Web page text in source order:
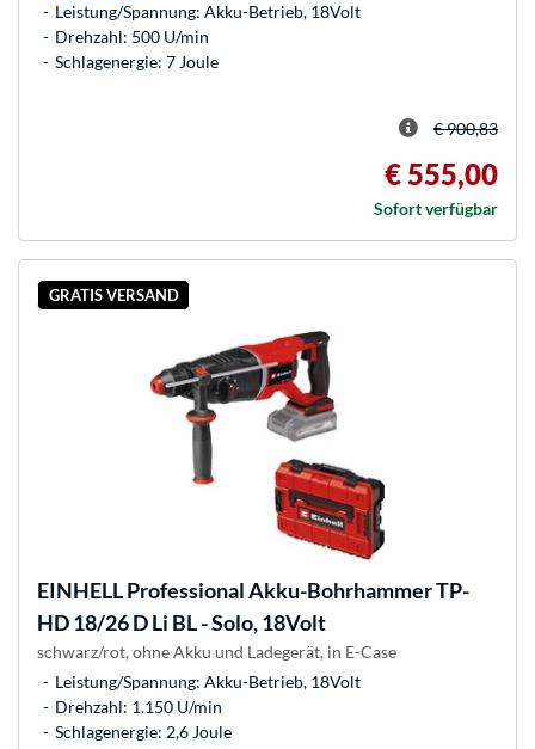
Leistung/Spannung: Akku-Betrieb, 18Volt
Drehzahl: 500 U/min
Schlagenergie: 7 Joule
€ 900,83
€ 555,00
Sofort verfügbar
GRATIS VERSAND
EINHELLProfessional Akku-Bohrhammer TP-
HD 18/26 D Li BL - Solo, 18Volt
schwarz/rot, ohne Akku und Ladegerät, in E-Case
Leistung/Spannung: Akku-Betrieb, 18Volt
Drehzahl: 1.150 U/min
Schlagenergie: 2,6 Joule